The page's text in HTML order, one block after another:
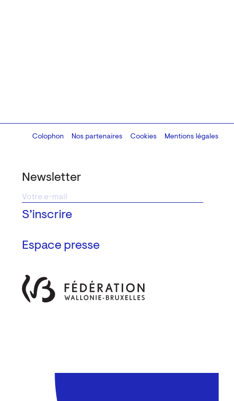
Newsletter
Espace presse
Colophon
Design:Marcel Kaczmarek, code:8080.studio
Nos partenaires Cookies Mentions légales